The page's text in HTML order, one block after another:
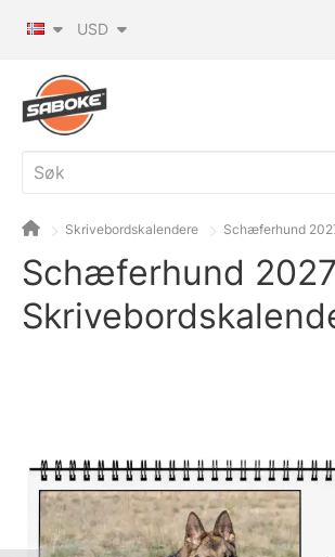
USD
Skrivebordskalendere Schæferhund
Schæferhund 2027